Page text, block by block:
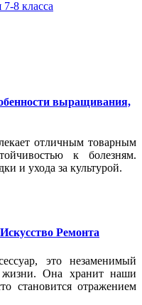
8 класса
выращивания,
отличным товарным
к болезням.
и ухода за культурой.
Ремонта
это незаменимый
жизни. Она хранит наши
становится отражением